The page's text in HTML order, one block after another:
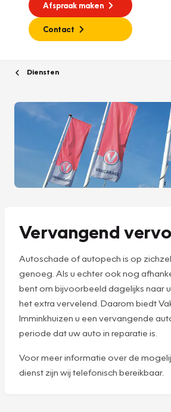
Afspraak maken
Contact
Diensten
Vervangend
Autoschade of autopech is op
genoeg. Als u echter ook nog
bent om bijvoorbeeld dagelijks naar
het extra vervelend. Daarom biedt
Imminkhuizen u een vervangende
periode dat uw auto in reparatie is.
Voor meer informatie over de
dienst zijn wij telefonisch bereikbaar.